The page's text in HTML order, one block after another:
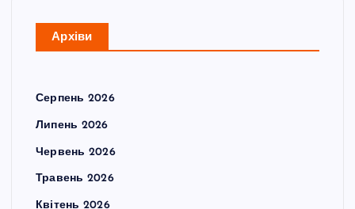
Архіви
Серпень 2026
Липень 2026
Червень 2026
Травень 2026
Квітень 2026